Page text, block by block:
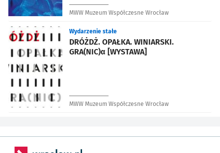
MWW Muzeum Współczesne Wrocław
DRÓŻDŻ. OPAŁKA. WINIARSKI.
GRA(NIC)α [WYSTAWA]
Wydarzenie stałe
MWW Muzeum Współczesne Wrocław